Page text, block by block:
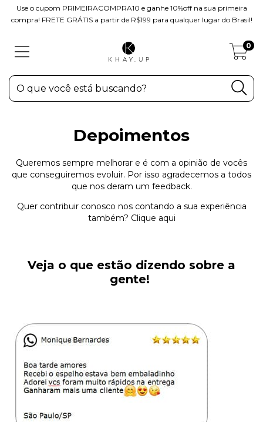
Use o cupom PRIMEIRACOMPRA10 e ganhe 10%off na sua primeira
compra! FRETE GRÁTIS a partir de R$199 para qualquer lugar do Brasil!
0
Depoimentos
Queremos sempre melhorar e é com a opinião de vocês
que conseguiremos evoluir. Por isso agradecemos a todos
que nos deram um feedback.
Quer contribuir conosco nos contando a sua experiência
também? Clique aqui
Veja o que estão dizendo sobre a
gente!